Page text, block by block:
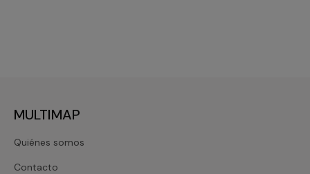
MULTIMAP
Quiénes somos
Contacto